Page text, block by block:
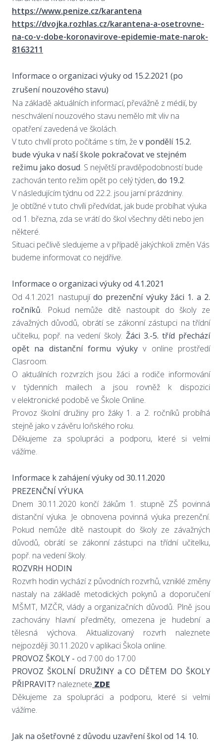
https://www.penize.cz/karantena
https://dvojka.rozhlas.cz/karantena-a-osetrovne-
na-co-v-dobe-koronavirove-epidemie-mate-narok-
8163211
Informace o organizaci výuky od 15.2.2021 (po
zrušení nouzového stavu)
Na základě aktuálních informací, převážně z médií, by
neschválení nouzového stavu nemělo mít vliv na
opatření zavedená ve školách.
V tuto chvílí proto počítáme s tím, že v pondělí 15.2.
bude výuka v naší škole pokračovat ve stejném
režimu jako dosud. S největší pravděpodobností bude
zachován tento režim opět po celý týden,do 19.2.
V následujícím týdnu od 22.2. jsou jarní prázdniny.
Je obtížné v tuto chvíli předvídat, jak bude probíhat výuka
od 1. března, zda se vrátí do škol všechny děti nebo jen
některé.
Situaci pečlivě sledujeme a v případě jakýchkoli změn Vás
budeme informovat co nejdříve.
Informace o organizaci výuky od 4.1.2021
Od 4.1.2021 nastupují do prezenční výuky žáci 1. a 2.
ročníků. Pokud nemůže dítě nastoupit do školy ze
závažných důvodů, obrátí se zákonní zástupci na třídní
učitelku, popř. na vedení školy. Žáci 3.-5. tříd přechází
opět na distanční formu výukyv online prostředí
Clasroom.
O aktuálních rozvrzích jsou žáci a rodiče informování
v týdenních mailech a jsou rovněž k dispozici
v elektronické podobě ve Škole Online.
Provoz školní družiny pro žáky 1. a 2. ročníků probíhá
stejně jako v závěru loňského roku.
Děkujeme za spolupráci a podporu, které si velmi
vážíme.
Informace k zahájení výuky od 30.11.2020
PREZENČNÍ VÝUKA
Dnem 30.11.2020 končí žákům 1. stupně ZŠ povinná
distanční výuka. Je obnovena povinná výuka prezenční.
Pokud nemůže dítě nastoupit do školy ze závažných
důvodů, obrátí se zákonní zástupci na třídní učitelku,
popř. na vedení školy.
ROZVRH HODIN
Rozvrh hodin vychází z původních rozvrhů, vzniklé změny
nastaly na základě metodických pokynů a doporučení
MŠMT, MZČR, vlády a organizačních důvodů. Plně jsou
zachovány hlavní předměty, omezena je hudební a
tělesná výchova. Aktualizovaný rozvrh naleznete
nejpozději 30.11.2020 v aplikaci Škola online.
PROVOZ ŠKOLY - od 7:00 do 17:00
PROVOZ ŠKOLNÍ DRUŽINY a CO DĚTEM DO ŠKOLY
PŘIPRAVIT? naleznete ZDE
Děkujeme za spolupráci a podporu, které si velmi
vážíme.
Jak na ošetřovné z důvodu uzavření škol od 14. 10.